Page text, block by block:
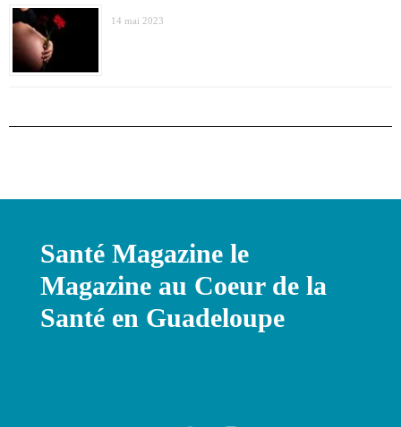
14 mai 2023
Santé Magazine le
Magazine au Coeur de la
Santé en Guadeloupe